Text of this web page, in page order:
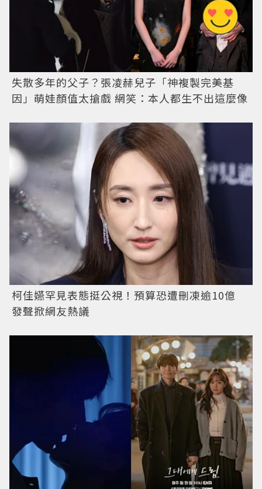
失散多年的父子？張凌赫兒子「神複製完美基
因」萌娃顏值太搶戲 網笑：本人都生不出這麼像
柯佳嬿罕見表態挺公視！預算恐遭刪凍逾10億
發聲掀網友熱議